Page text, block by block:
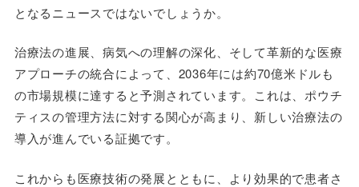
となるニュースではないでしょうか。
治療法の進展、病気への理解の深化、そして革新的な医療
アプローチの統合によって、2036年には約70億米ドルも
の市場規模に達すると予測されています。これは、ポウチ
ティスの管理方法に対する関心が高まり、新しい治療法の
導入が進んでいる証拠です。
これからも医療技術の発展とともに、より効果的で患者さ